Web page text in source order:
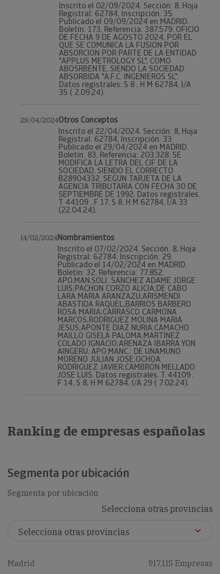
Inscrito el 02/09/2024. Sección: 8, Hoja
Registral: 62784, Inscripción: 35.
Publicado el 09/09/2024 en MADRID.
Boletín: 173, Referencia: 387.579. OFICIO
DE FECHA 9 DE AGOSTO 2024, POR EL
QUE SE COMUNICA LA FUSION POR
ABSORCION POR PARTE DE LA ENTIDAD
"APPLUS METROLOGY SL", COMO
ABOSRBENTE, SIENDO LA SOCIEDAD
ABSORBIDA "A.F.C. INGENIEROS SL".
Datos registrales. S 8 , H M 62784, I/A
35 ( 2.09.24).
29/04/2024Otros Conceptos
Inscrito el 22/04/2024. Sección: 8, Hoja
Registral: 62784, Inscripción: 33.
Publicado el 29/04/2024 en MADRID.
Boletín: 83, Referencia: 203.328. SE
MODIFICA LA LETRA DEL CIF DE LA
SOCIEDAD, SIENDO EL CORRECTO
B28904332, SEGUN TARJETA DE LA
AGENCIA TRIBUTARIA CON FECHA 30 DE
SEPTIEMBRE DE 1992. Datos registrales.
T 44109 , F 17, S 8, H M 62784, I/A 33
(22.04.24).
14/02/2024Nombramientos
Inscrito el 07/02/2024. Sección: 8, Hoja
Registral: 62784, Inscripción: 29.
Publicado el 14/02/2024 en MADRID.
Boletín: 32, Referencia: 77.852.
APO.MAN.SOLI: SANCHEZ ADAME JORGE
LUIS;PACHON CORZO ALICIA;DE CABO
LARA MARIA ARANZAZU;ARISMENDI
ABASTIDA RAQUEL;BARRIOS BARBERO
ROSA MARIA;CARRASCO CARMONA
MARCOS;RODRIGUEZ MOLINA MARIA
JESUS;APONTE DIAZ NURIA;CAMACHO
MAILLO GISELA PALOMA;MARTINEZ
COLADO IGNACIO;ARENAZA IBARRA YON
AINGERU. APO.MANC.: DE UNAMUNO
MORENO JULIAN JOSE;OCHOA
RODRIGUEZ JAVIER;CAMBRON MELLADO
JOSE LUIS. Datos registrales. T 44109 ,
F 14, S 8, H M 62784, I/A 29 ( 7.02.24).
Ranking de empresas españolas
Segmenta por ubicación
Segmenta por ubicación
Selecciona otras provincias
Madrid 917,115 Empresas